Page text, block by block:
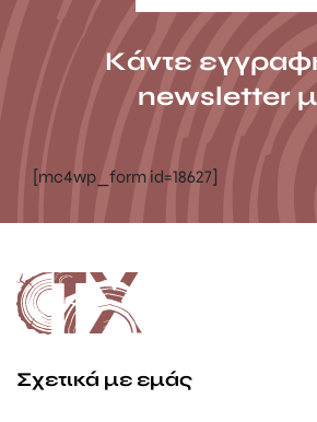
Κάντε
newsletter
[mc4wp_form id=18627]
Σχετικά με εμάς